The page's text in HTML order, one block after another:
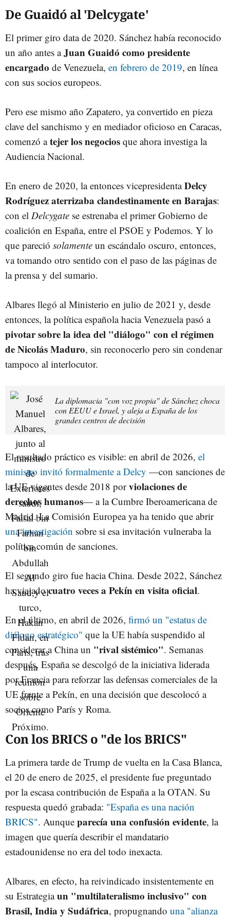
De Guaidó al 'Delcygate'
El primer giro data de 2020. Sánchez había reconocido
un año antes aJuan Guaidó como presidente
encargado de Venezuela, en febrero de 2019, en línea
con sus socios europeos.
Pero ese mismo año Zapatero, ya convertido en pieza
clave del sanchismo y en mediador oficioso en Caracas,
comenzó atejer los negocios que ahora investiga la
Audiencia Nacional.
En enero de 2020, la entonces vicepresidentaDelcy
Rodríguez aterrizaba clandestinamente en Barajas:
con el Delcygate se estrenaba el primer Gobierno de
coalición en España, entre el PSOE y Podemos. Y lo
que pareció solamente un escándalo oscuro, entonces,
va tomando otro sentido con el paso de las páginas de
la prensa y del sumario.
Albares llegó al Ministerio en julio de 2021 y, desde
entonces, la política española hacia Venezuela pasó a
pivotar sobre la idea del "diálogo" con el régimen
de Nicolás Maduro, sin reconocerlo pero sin condenar
tampoco al interlocutor.
La diplomacia "con voz propia" de Sánchez choca
con EEUU e Israel, y aleja a España de los
grandes centros de decisión
El resultado práctico es visible: en abril de 2026, el
ministro invitó formalmente a Delcy —con sanciones de
la UE vigentes desde 2018 porviolaciones de
derechos humanos— a la Cumbre Iberoamericana de
Madrid. La Comisión Europea ya ha tenido que abrir
una investigación sobre si esa invitación vulneraba la
política común de sanciones.
El segundo giro fue hacia China. Desde 2022, Sánchez
ha viajadocuatro veces a Pekín en visita oficial.
En el último, en abril de 2026, firmó un "estatus de
diálogo estratégico" que la UE había suspendido al
considerar a China un "rival sistémico". Semanas
después, España se descolgó de la iniciativa liderada
por Francia para reforzar las defensas comerciales de la
UE frente a Pekín, en una decisión que descolocó a
socios como París y Roma.
Con los BRICS o "de los BRICS"
La primera tarde de Trump de vuelta en la Casa Blanca,
el 20 de enero de 2025, el presidente fue preguntado
por la escasa contribución de España a la OTAN. Su
respuesta quedó grabada: "España es una nación
BRICS". Aunque parecía una confusión evidente, la
imagen que quería describir el mandatario
estadounidense no era del todo inexacta.
Albares, en efecto, ha reivindicado insistentemente en
su Estrategiaun "multilateralismo inclusivo" con
Brasil, India y Sudáfrica, propugnando una "alianza